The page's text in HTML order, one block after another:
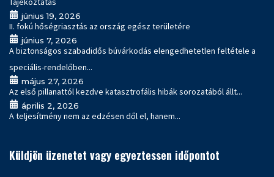
június 19, 2026
II. fokú hőségriasztás az ország egész területére
június 7, 2026
A biztonságos szabadidős búvárkodás elengedhetetlen feltétele a
speciális-rendelőben...
május 27, 2026
Az első pillanattól kezdve katasztrofális hibák sorozatából állt...
április 2, 2026
A teljesítmény nem az edzésen dől el, hanem...
Küldjön üzenetet vagy egyeztessen időpontot